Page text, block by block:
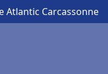
Atlantic Carcassonne